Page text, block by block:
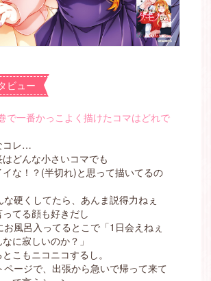
ビュー
一番かっこよく描けたコマはどれで
コレ…
どんな小さいコマでも
な！？(半切れ)と思って描いてるの
な硬くしてたら、あんま説得力ねぇ
てる顔も好きだし
風呂入ってるとこで「1日会えねぇ
に寂しいのか？」
こもニコニコするし。
ページで、出張から急いで帰って来て